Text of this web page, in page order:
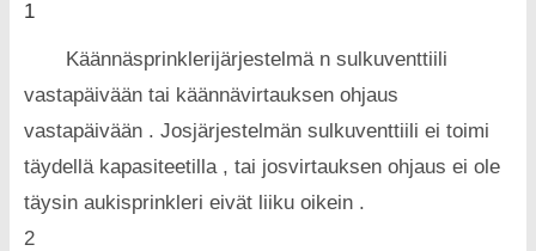
1
Käännäsprinklerijärjestelmä n sulkuventtiili
vastapäivään tai käännävirtauksen ohjaus
vastapäivään . Josjärjestelmän sulkuventtiili ei toimi
täydellä kapasiteetilla , tai josvirtauksen ohjaus ei ole
täysin aukisprinkleri eivät liiku oikein .
2